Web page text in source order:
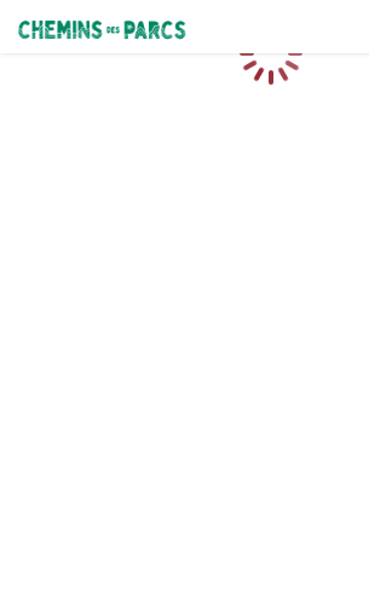
Chemins des Parcs
Caricamento